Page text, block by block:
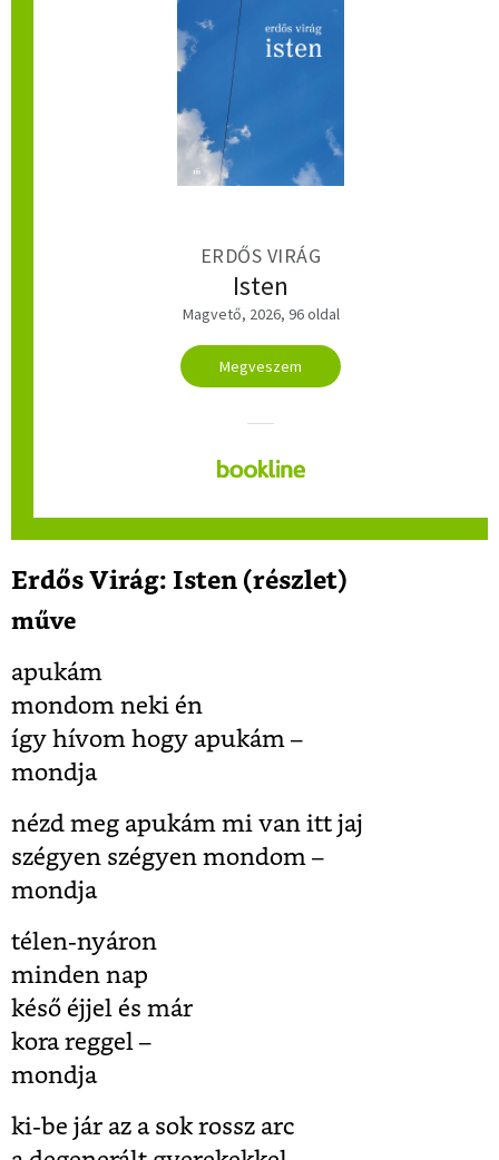
ERDŐS VIRÁG
Isten
Magvető, 2026, 96 oldal
Megveszem
Erdős Virág: Isten (részlet)
műve
apukám
mondom neki én
így hívom hogy apukám –
mondja
nézd meg apukám mi van itt jaj
szégyen szégyen mondom –
mondja
télen-nyáron
minden nap
késő éjjel és már
kora reggel –
mondja
ki-be jár az a sok rossz arc